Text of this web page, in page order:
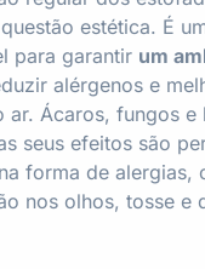
estética. É
para garantir um
alérgenos e
ar. Ácaros, fungos e
seus efeitos são
forma de alergias,
nos olhos, tosse e